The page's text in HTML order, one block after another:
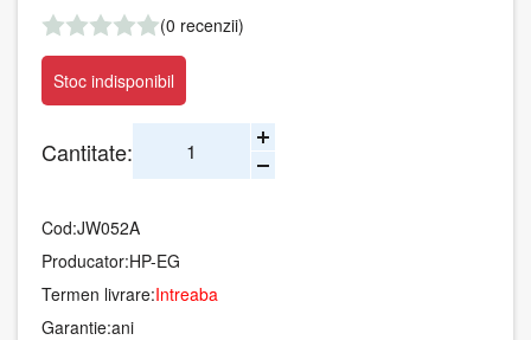
(0 recenzii)
Stoc indisponibil
Cantitate:
Cod:JW052A
Producator:HP-EG
Termen livrare:Intreaba
Garantie:ani